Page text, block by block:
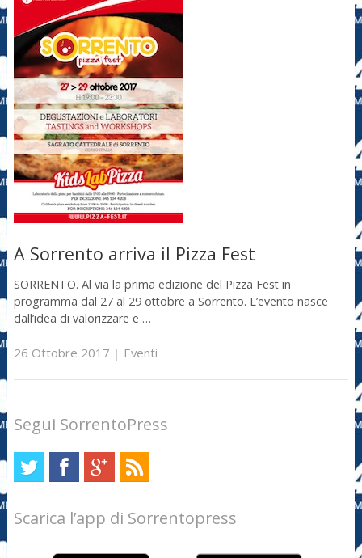
A Sorrento arriva il Pizza Fest
SORRENTO. Al via la prima edizione del Pizza Fest in
programma dal 27 al 29 ottobre a Sorrento. L’evento nasce
dall’idea di valorizzare e …
26 Ottobre 2017 | Eventi
Segui SorrentoPress
Scarica l’app di Sorrentopress